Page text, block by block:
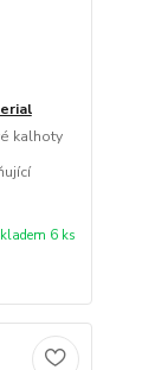
kalhoty
6 ks